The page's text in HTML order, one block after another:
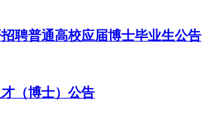
聘普通高校应届博士毕业生公告
（博士）公告